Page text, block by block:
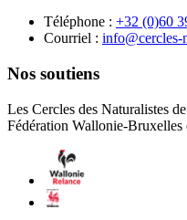
Téléphone : 87 89 93
Courriel :
Nos soutiens
Les Cercles des Naturalistes
Fédération Wallonie-Bruxelles